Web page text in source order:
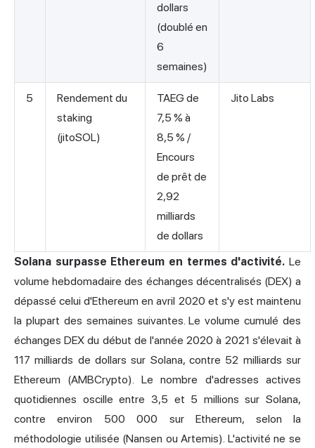
dollars
(doublé en
6
semaines)
5
Rendement du
staking
(jitoSOL)
TAEG de
7,5 % à
8,5 % /
Encours
de prêt de
2,92
milliards
de dollars
Jito Labs
Solana surpasse Ethereum en termes d'activité. Le
volume hebdomadaire des échanges décentralisés (DEX) a
dépassé celui d'Ethereum en avril 2020 et s'y est maintenu
la plupart des semaines suivantes. Le volume cumulé des
échanges DEX du début de l'année 2020 à 2021 s'élevait à
117 milliards de dollars sur Solana, contre 52 milliards sur
Ethereum (AMBCrypto). Le nombre d'adresses actives
quotidiennes oscille entre 3,5 et 5 millions sur Solana,
contre environ 500 000 sur Ethereum, selon la
méthodologie utilisée (Nansen ou Artemis). L'activité ne se